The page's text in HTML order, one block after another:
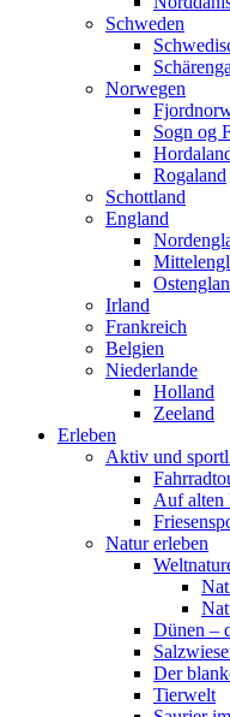
Schweden
Norwegen
Sogn og
Rogaland
Schottland
England
Irland
Frankreich
Belgien
Niederlande
Holland
Zeeland
Erleben
Aktiv und
Auf alten
Natur erleben
Dünen –
Der
Tierwelt